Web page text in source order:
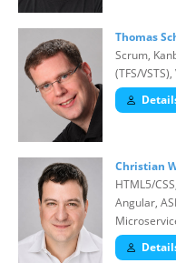
Thomas
Scrum,
(TFS/
Christian
HTML5/
Angular,